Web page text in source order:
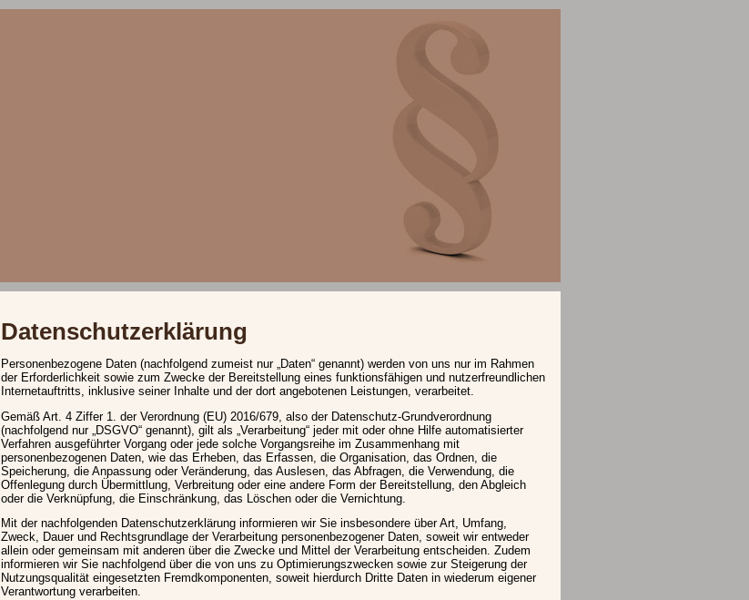
Datenschutzerklärung
Personenbezogene Daten (nachfolgend zumeist nur „Daten“ genannt) werden von uns nur im Rahmen
der Erforderlichkeit sowie zum Zwecke der Bereitstellung eines funktionsfähigen und nutzerfreundlichen
Internetauftritts, inklusive seiner Inhalte und der dort angebotenen Leistungen, verarbeitet.
Gemäß Art. 4 Ziffer 1. der Verordnung (EU) 2016/679, also der Datenschutz-Grundverordnung
(nachfolgend nur „DSGVO“ genannt), gilt als „Verarbeitung“ jeder mit oder ohne Hilfe automatisierter
Verfahren ausgeführter Vorgang oder jede solche Vorgangsreihe im Zusammenhang mit
personenbezogenen Daten, wie das Erheben, das Erfassen, die Organisation, das Ordnen, die
Speicherung, die Anpassung oder Veränderung, das Auslesen, das Abfragen, die Verwendung, die
Offenlegung durch Übermittlung, Verbreitung oder eine andere Form der Bereitstellung, den Abgleich
oder die Verknüpfung, die Einschränkung, das Löschen oder die Vernichtung.
Mit der nachfolgenden Datenschutzerklärung informieren wir Sie insbesondere über Art, Umfang,
Zweck, Dauer und Rechtsgrundlage der Verarbeitung personenbezogener Daten, soweit wir entweder
allein oder gemeinsam mit anderen über die Zwecke und Mittel der Verarbeitung entscheiden. Zudem
informieren wir Sie nachfolgend über die von uns zu Optimierungszwecken sowie zur Steigerung der
Nutzungsqualität eingesetzten Fremdkomponenten, soweit hierdurch Dritte Daten in wiederum eigener
Verantwortung verarbeiten.